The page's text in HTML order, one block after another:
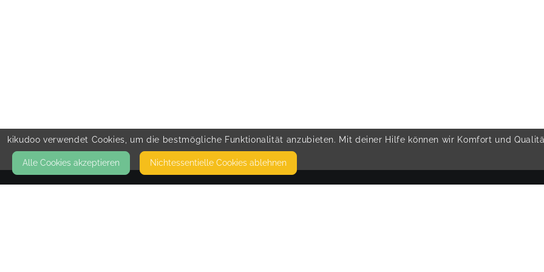
kikudoo verwendet Cookies, um die bestmögliche Funktionalität anzubieten. Mit deiner Hilfe können wir Komfort und
Alle Cookies akzeptieren Nicht­essentielle Cookies ablehnen